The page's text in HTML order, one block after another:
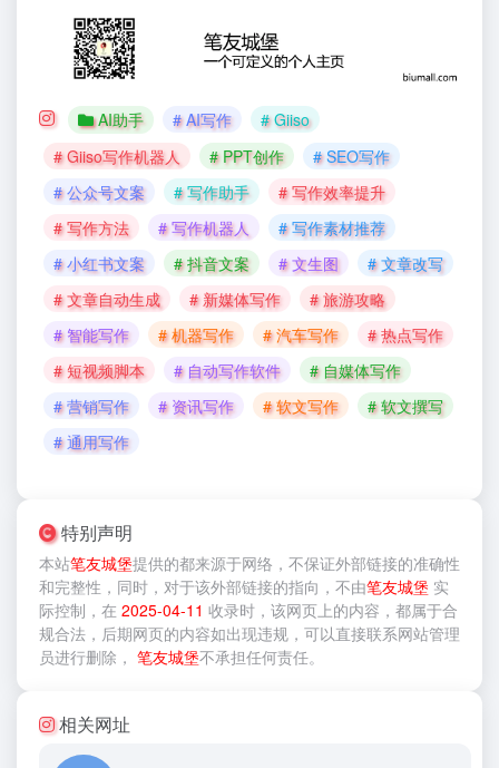
AI助手 # AI写作
# Giiso
# Giiso写作机器人
# PPT创作
# SEO写作
# 公众号文案
# 写作助手
# 写作效率提升
# 写作方法
# 写作机器人
# 写作素材推荐
# 小红书文案
# 抖音文案 # 文生图
# 文章改写
# 文章自动生成
# 新媒体写作
# 旅游攻略
# 智能写作
# 机器写作 # 汽车写作
# 热点写作
# 短视频脚本
# 自动写作软件
# 自媒体写作
# 营销写作
# 资讯写作 # 软文写作
# 软文撰写
# 通用写作
特别声明
本站笔友城堡提供的都来源于网络，不保证外部链接的准确性
和完整性，同时，对于该外部链接的指向，不由笔友城堡 实
际控制，在 2025-04-11 收录时，该网页上的内容，都属于合
规合法，后期网页的内容如出现违规，可以直接联系网站管理
员进行删除， 笔友城堡不承担任何责任。
相关网址